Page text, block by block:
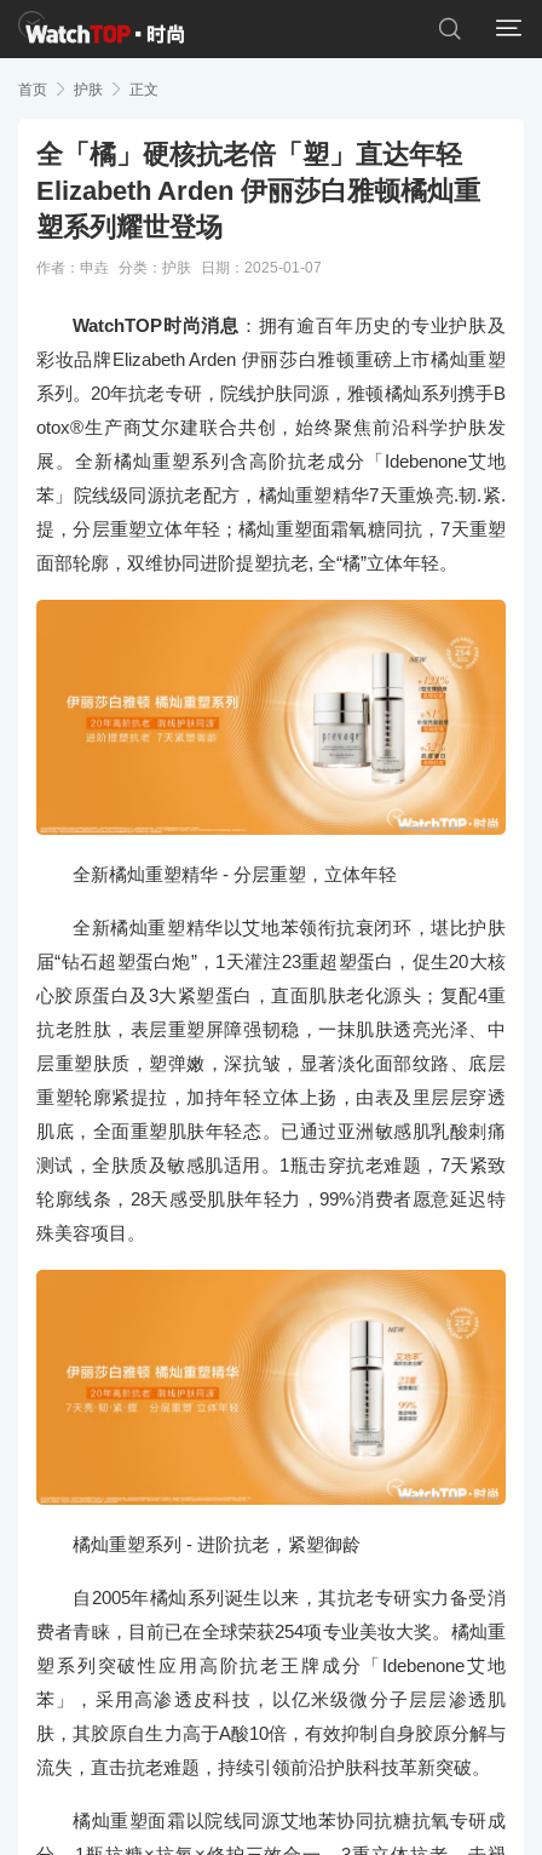


首页  护肤  正文
全「橘」硬核抗老倍「塑」直达年轻
Elizabeth Arden 伊丽莎白雅顿橘灿重
塑系列耀世登场
作者：申垚 分类： 护肤 日期：2025-01-07
WatchTOP时尚消息 ：拥有逾百年历史的专业护肤及
彩妆品牌Elizabeth Arden 伊丽莎白雅顿重磅上市橘灿重塑
系列。20年抗老专研，院线护肤同源，雅顿橘灿系列携手B
otox®生产商艾尔建联合共创，始终聚焦前沿科学护肤发
展。全新橘灿重塑系列含高阶抗老成分「Idebenone艾地
苯」院线级同源抗老配方，橘灿重塑精华7天重焕亮.韧.紧.
提，分层重塑立体年轻；橘灿重塑面霜氧糖同抗，7天重塑
面部轮廓，双维协同进阶提塑抗老, 全“橘”立体年轻。
全新橘灿重塑精华 - 分层重塑，立体年轻
全新橘灿重塑精华以艾地苯领衔抗衰闭环，堪比护肤
届“钻石超塑蛋白炮”，1天灌注23重超塑蛋白，促生20大核
心胶原蛋白及3大紧塑蛋白，直面肌肤老化源头；复配4重
抗老胜肽，表层重塑屏障强韧稳，一抹肌肤透亮光泽、中
层重塑肤质，塑弹嫩，深抗皱，显著淡化面部纹路、底层
重塑轮廓紧提拉，加持年轻立体上扬，由表及里层层穿透
肌底，全面重塑肌肤年轻态。已通过亚洲敏感肌乳酸刺痛
测试，全肤质及敏感肌适用。1瓶击穿抗老难题，7天紧致
轮廓线条，28天感受肌肤年轻力，99%消费者愿意延迟特
殊美容项目。
橘灿重塑系列 - 进阶抗老，紧塑御龄
自2005年橘灿系列诞生以来，其抗老专研实力备受消
费者青睐，目前已在全球荣获254项专业美妆大奖。橘灿重
塑系列突破性应用高阶抗老王牌成分「Idebenone艾地
苯」，采用高渗透皮科技，以亿米级微分子层层渗透肌
肤，其胶原自生力高于A酸10倍，有效抑制自身胶原分解与
流失，直击抗老难题，持续引领前沿护肤科技革新突破。
橘灿重塑面霜以院线同源艾地苯协同抗糖抗氧专研成